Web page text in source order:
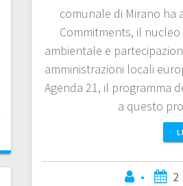
comunale di Mirano ha
Commitments, il
ambientale e
amministrazioni locali
Agenda 21, il programma
a questo
• 2